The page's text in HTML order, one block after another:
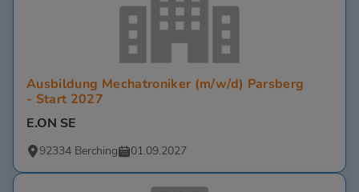
Ausbildung Mechatroniker (m/w/d) Parsberg
- Start 2027
E.ON SE
92334 Berching 01.09.2027